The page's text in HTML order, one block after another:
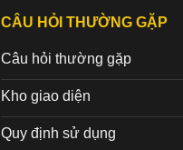
CÂU HỎI THƯỜNG GẶP
Câu hỏi thường gặp
Kho giao diện
Quy định sử dụng